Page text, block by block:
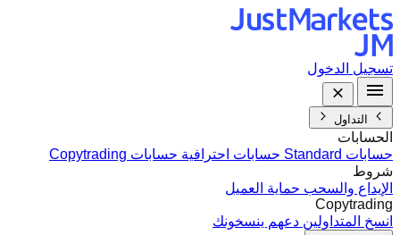
تسجيل الدخول
التداول
الحسابات
حسابات Standard
حسابات احترافية حسابات Copytrading
شروط
الإيداع والسحب حماية العميل
Copytrading
انسخ المتداولين دعهم ينسخونك